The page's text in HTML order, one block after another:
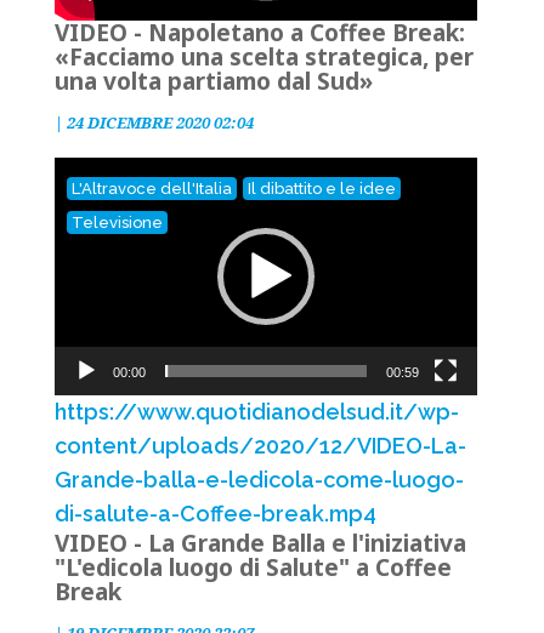
VIDEO - Napoletano a Coffee Break:
«Facciamo una scelta strategica, per
una volta partiamo dal Sud»
| 24 DICEMBRE 2020 02:04
Video
Player
00:00 00:59
https://www.quotidianodelsud.it/wp-
content/uploads/2020/12/VIDEO-La-
Grande-balla-e-ledicola-come-luogo-
di-salute-a-Coffee-break.mp4
L'Altravoce dell'Italia
Il dibattito e le idee
Televisione
VIDEO - La Grande Balla e l'iniziativa
"L'edicola luogo di Salute" a Coffee
Break